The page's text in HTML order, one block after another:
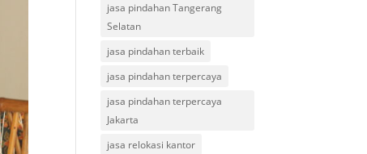
jasa pindahan Tangerang
Selatan
jasa pindahan terbaik
jasa pindahan terpercaya
jasa pindahan terpercaya
Jakarta
jasa relokasi kantor